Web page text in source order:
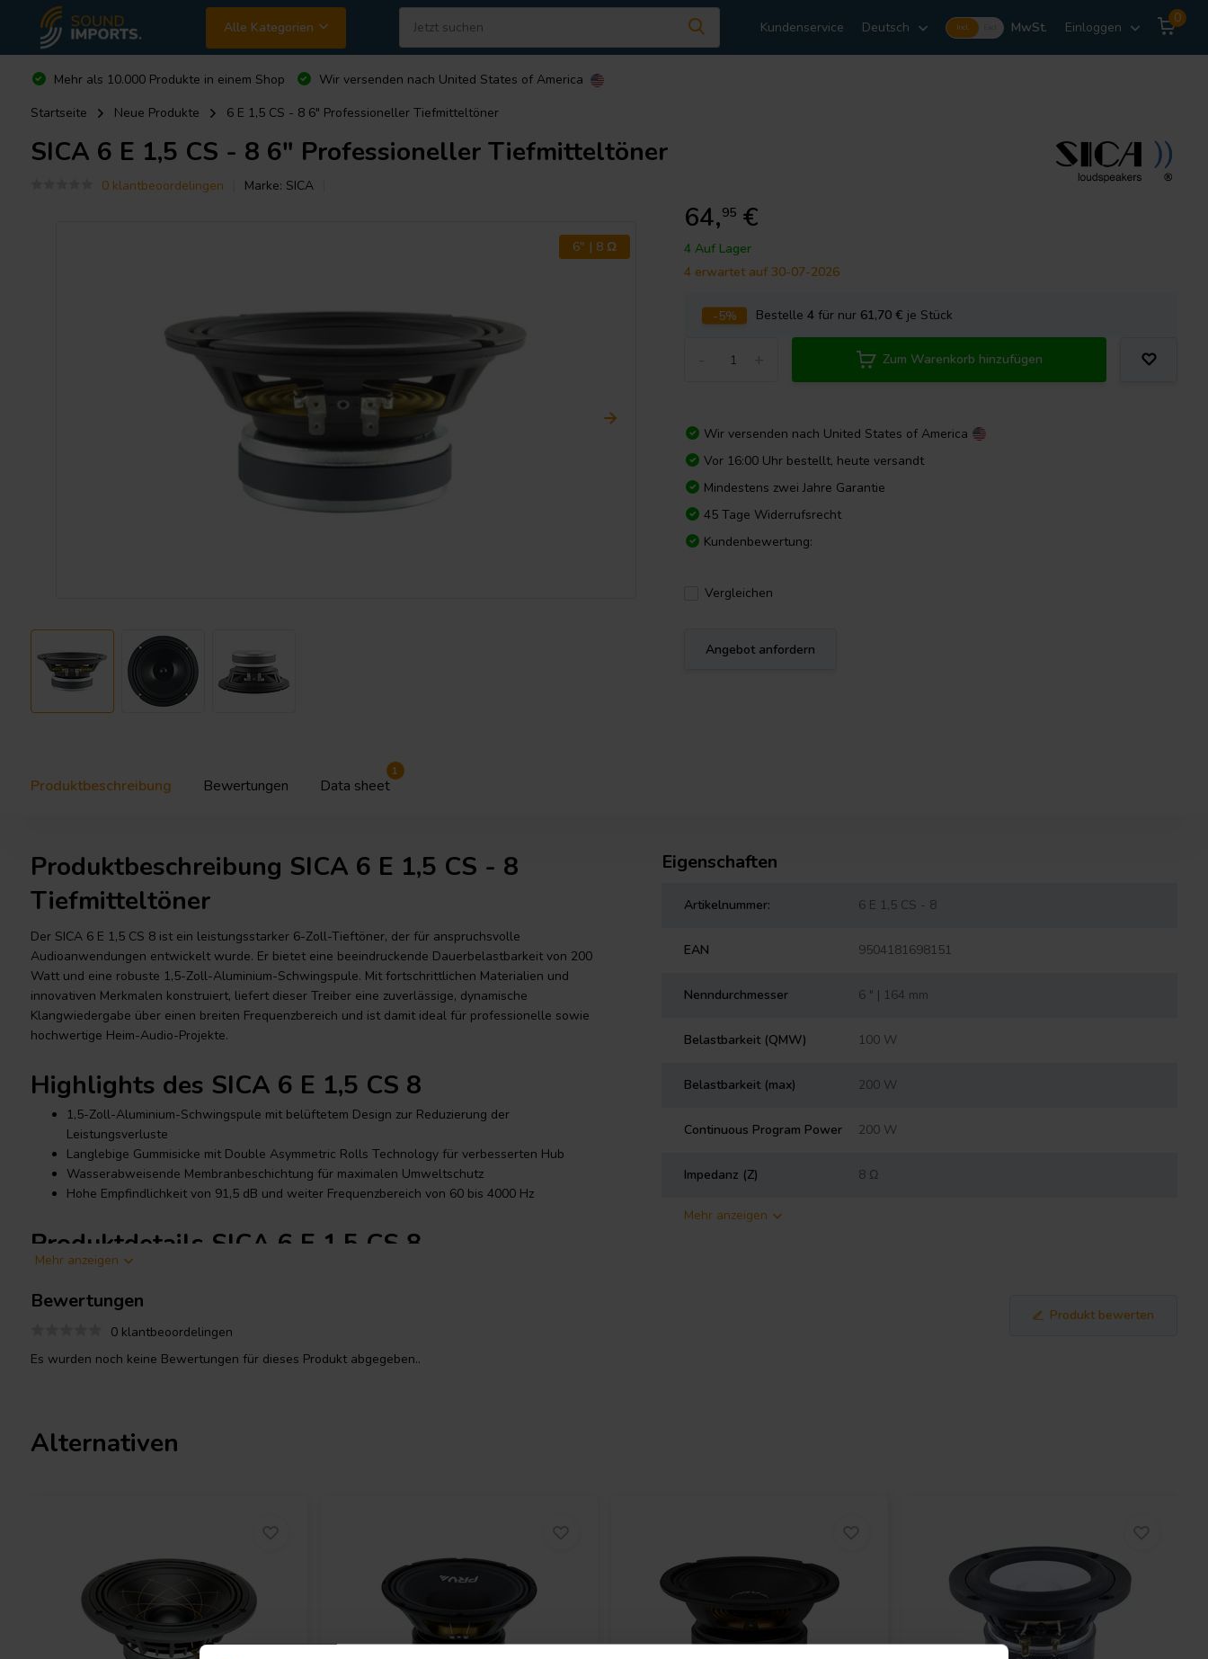
Alle Kategorien Kundenservice Deutsch Incl. MwSt. Einloggen
0
Mehr als 10.000 Produkte in einem Shop Wir versenden nach United States of America
Startseite
Neue Produkte 6 E 1,5 CS - 8 6" Professioneller Tiefmitteltöner
SICA 6 E 1,5 CS - 8 6" Professioneller Tiefmitteltöner
0 klantbeoordelingen Marke: SICA
6" | 8 Ω
64,95 €
4 Auf Lager
4 erwartet auf 30-07-2026
-5% Bestelle4 für nur 61,70 € je Stück
Zum Warenkorb hinzufügen
Wir versenden nach United States of America
Vor 16:00 Uhr bestellt, heute versandt
Mindestens zwei Jahre Garantie
45 Tage Widerrufsrecht
Kundenbewertung:
Vergleichen
Angebot anfordern
Produktbeschreibung Bewertungen Data sheet
1
Produktbeschreibung SICA 6 E 1,5 CS - 8
Tiefmitteltöner
Der SICA 6 E 1,5 CS 8 ist ein leistungsstarker 6-Zoll-Tieftöner, der für anspruchsvolle
Audioanwendungen entwickelt wurde. Er bietet eine beeindruckende Dauerbelastbarkeit von 200
Watt und eine robuste 1,5-Zoll-Aluminium-Schwingspule. Mit fortschrittlichen Materialien und
innovativen Merkmalen konstruiert, liefert dieser Treiber eine zuverlässige, dynamische
Klangwiedergabe über einen breiten Frequenzbereich und ist damit ideal für professionelle sowie
hochwertige Heim-Audio-Projekte.
Highlights des SICA 6 E 1,5 CS 8
1,5-Zoll-Aluminium-Schwingspule mit belüftetem Design zur Reduzierung der
Leistungsverluste
Langlebige Gummisicke mit Double Asymmetric Rolls Technology für verbesserten Hub
Wasserabweisende Membranbeschichtung für maximalen Umweltschutz
Hohe Empfindlichkeit von 91,5 dB und weiter Frequenzbereich von 60 bis 4000 Hz
Produktdetails SICA 6 E 1,5 CS 8
6 E 1,5 CS 8 6" Tieftöner 8 Ohm
Dieser SICA-Tieftöner wurde entwickelt, um den Anforderungen von Audio-Enthusiasten und Profis
gleichermaßen gerecht zu werden. Er verfügt über einen gepressten Stahlkorb und eine
Ferritmagnet-Anordnung für strukturelle Stabilität und langfristige Zuverlässigkeit. Die 38 mm (1,5
Zoll) Kupferspule wird von einem Aluminiumträger gestützt, was eine effiziente Wärmeableitung
Auslenkung, sodass der Tieftöner sauberen, präzisen Bass- und Mittelton liefert.
erhöht zusätzlich die Steifigkeit und minimiert Verzerrungen, was zu einem natürlichen und präzisen
Klangbild beiträgt.
Dank seiner Empfindlichkeit von 91,5 dB und der AES-Dauerbelastbarkeit von 100 Watt liefert
dieser Tieftöner eine beeindruckende Leistung mit minimaler Verstärkerbelastung und ist damit eine
Mehr anzeigen
Eigenschaften
Artikelnummer: 6 E 1,5 CS - 8
EAN 9504181698151
Nenndurchmesser 6 " | 164 mm
Belastbarkeit (QMW) 100 W
Belastbarkeit (max) 200 W
Continuous Program Power 200 W
Impedanz (Z) 8 Ω
Mehr anzeigen
Bewertungen
0 klantbeoordelingen
Produkt bewerten
Es wurden noch keine Bewertungen für dieses Produkt abgegeben..
Alternativen